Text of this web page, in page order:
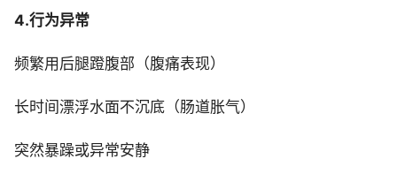
4.行为异常
频繁用后腿蹬腹部（腹痛表现）
长时间漂浮水面不沉底（肠道胀气）
突然暴躁或异常安静